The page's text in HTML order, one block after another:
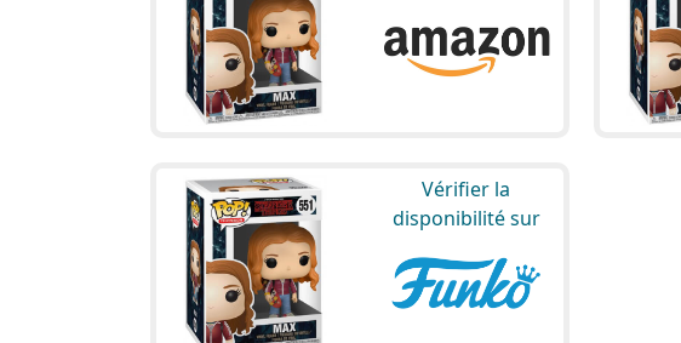
Vérifier la
disponibilité sur